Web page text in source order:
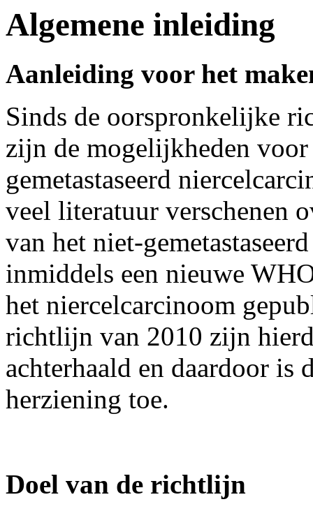
Algemene inleiding
Aanleiding voor het
Sinds de oorspronkelijke
zijn de mogelijkheden
gemetastaseerd
veel literatuur verschenen
van het niet-
inmiddels een nieuwe
het niercelcarcinoom
richtlijn van 2010 zijn
achterhaald en daardoor is
herziening toe.
Doel van de richtlijn